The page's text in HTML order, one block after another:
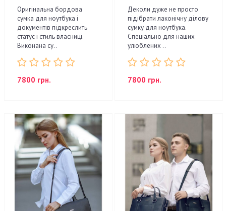
Оригінальна бордова
сумка для ноутбука і
документів підкреслить
статус і стиль власниці.
Виконана су..
7800 грн.
Деколи дуже не просто
підібрати лаконічну ділову
сумку для ноутбука.
Спеціально для наших
улюблених ..
7800 грн.